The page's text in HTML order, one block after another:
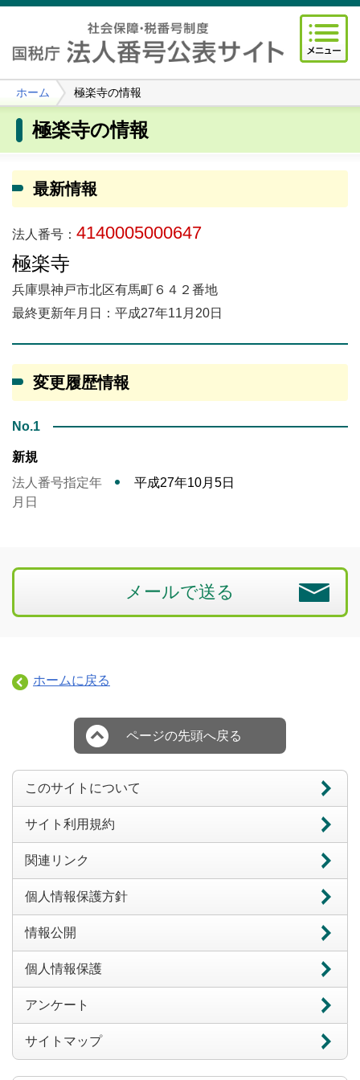
ホーム 極楽寺の情報
極楽寺の情報
最新情報
法人番号： 4140005000647
極楽寺
兵庫県神戸市北区有馬町６４２番地
最終更新年月日：平成27年11月20日
変更履歴情報
No.1
新規
法人番号指定年
月日
平成27年10月5日
メールで送る
ホームに戻る
ページの先頭へ戻る
このサイトについて
サイト利用規約
関連リンク
個人情報保護方針
情報公開
個人情報保護
アンケート
サイトマップ